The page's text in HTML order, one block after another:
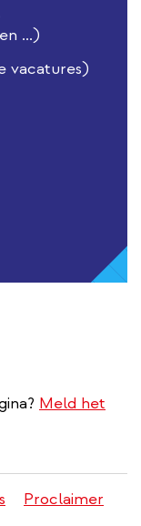
...)
vacatures)
Meld het
Proclaimer